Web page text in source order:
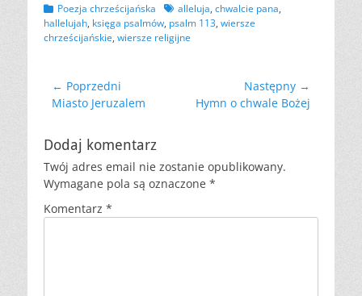
Kategorii
Poezja chrześcijańska Tagówalleluja, chwalcie pana,
hallelujah, księga psalmów, psalm 113, wiersze
chrześcijańskie, wiersze religijne
Nawigacja
wpisu
← Poprzedni
Poprzedni
Miasto Jeruzalem
Następny →
Następny
Hymn o chwale Bożej
Dodaj komentarz
Twój adres email nie zostanie opublikowany.
Wymagane pola są oznaczone *
Komentarz *